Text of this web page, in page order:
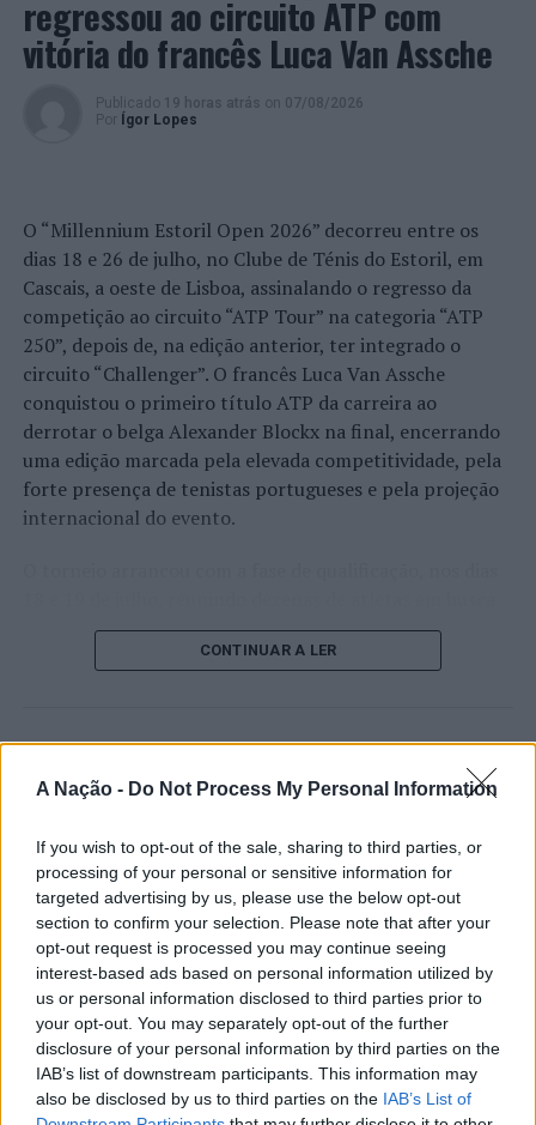
A Nação - Do Not Process My Personal Information
If you wish to opt-out of the sale, sharing to third parties, or
processing of your personal or sensitive information for
targeted advertising by us, please use the below opt-out
section to confirm your selection. Please note that after your
opt-out request is processed you may continue seeing
interest-based ads based on personal information utilized by
us or personal information disclosed to third parties prior to
your opt-out. You may separately opt-out of the further
disclosure of your personal information by third parties on the
IAB’s list of downstream participants. This information may
also be disclosed by us to third parties on the IAB’s List of
colaboração.
Tribunal de Ponta Delgada, os dois detidos aguardarão o
desenrolar dos processos sujeitos a apresentações
de estupefacientes.
Foto: DR.
TÓPICOS RELACIONADOS: AÇORES
CRIMINALIDADE
DESTAQUE
LAGOA PSP
PRÓXIMO
Sintra: Homenagem e Retrospetiva a Jim Carrey no
Centro Cultural Olga Cadaval
NÃO PERCA
Voleibol: Prestação dos jogadores portugueses pelo
regressou ao circuito ATP com
vitória do francês Luca Van Assche
Publicado 19 horas atrás on 07/08/2026
Por
Ígor Lopes
O “Millennium Estoril Open 2026” decorreu entre os
dias 18 e 26 de julho, no Clube de Ténis do Estoril, em
Cascais, a oeste de Lisboa, assinalando o regresso da
competição ao circuito “ATP Tour” na categoria “ATP
250”, depois de, na edição anterior, ter integrado o
circuito “Challenger”. O francês Luca Van Assche
conquistou o primeiro título ATP da carreira ao
derrotar o belga Alexander Blockx na final, encerrando
uma edição marcada pela elevada competitividade, pela
forte presença de tenistas portugueses e pela projeção
internacional do evento.
de um lugar no quadro principal. A cerimónia de
abertura contou com a presença do presidente da
início de uma competição que voltou a colocar o
ténis.
Apesar das desistências de última hora de jogadores
como Casper Ruud (Noruega), Alejandro Davidovich
Fokina (Espanha) e Matteo Arnaldi (Itália), a prova
apresentou um quadro competitivo de elevado nível,
liderado pelo russo Andrey Rublev, primeiro cabeça de
série, pelo italiano Luciano Darderi, pelo chileno
Alejandro Tabilo e pelo belga Alexander Blockx.
Um dos momentos mais aguardados da semana foi
também o regresso do suíço Stan Wawrinka ao Estoril,
integrado na digressão de despedida do antigo vencedor
CONTINUAR A LER
Castelo Branco: “Bienal
Internacional de Artes e Ofícios”
promete afirmar artesanato,
património e inovação como
“motores de desenvolvimento
económico e cultural” do município
português
Publicado 1 dia atrás on 07/08/2026
Por
Ígor Lopes